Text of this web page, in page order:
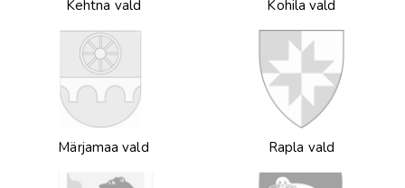
Kehtna vald Kohila vald
Märjamaa vald Rapla vald